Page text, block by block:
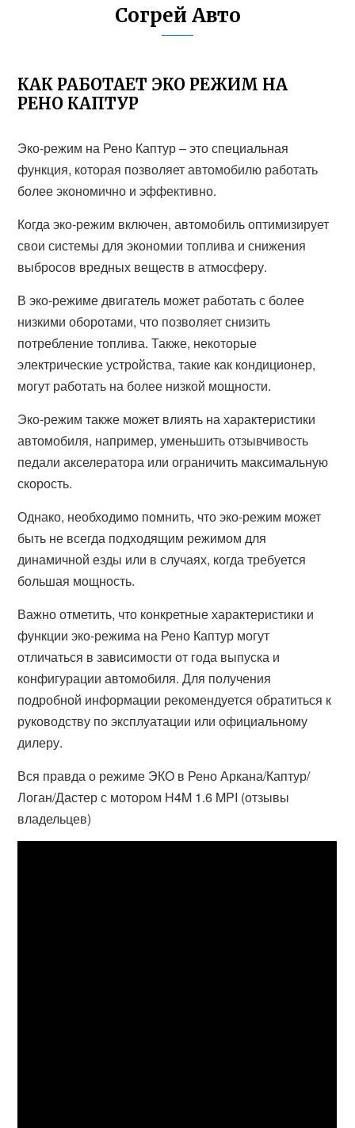
Согрей Авто
КАК РАБОТАЕТ ЭКО РЕЖИМ НА
РЕНО КАПТУР
Эко-режим на Рено Каптур – это специальная
функция, которая позволяет автомобилю работать
более экономично и эффективно.
Когда эко-режим включен, автомобиль оптимизирует
свои системы для экономии топлива и снижения
выбросов вредных веществ в атмосферу.
В эко-режиме двигатель может работать с более
низкими оборотами, что позволяет снизить
потребление топлива. Также, некоторые
электрические устройства, такие как кондиционер,
могут работать на более низкой мощности.
Эко-режим также может влиять на характеристики
автомобиля, например, уменьшить отзывчивость
педали акселератора или ограничить максимальную
скорость.
Однако, необходимо помнить, что эко-режим может
быть не всегда подходящим режимом для
динамичной езды или в случаях, когда требуется
большая мощность.
Важно отметить, что конкретные характеристики и
функции эко-режима на Рено Каптур могут
отличаться в зависимости от года выпуска и
конфигурации автомобиля. Для получения
подробной информации рекомендуется обратиться к
руководству по эксплуатации или официальному
дилеру.
Вся правда о режиме ЭКО в Рено Аркана/Каптур/
Логан/Дастер с мотором H4M 1.6 MPI (отзывы
владельцев)